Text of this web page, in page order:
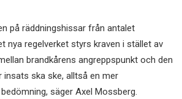
på räddningshissar från antalet
nya regelverket styrs kraven i stället av
brandkårens angreppspunkt och den
insats ska ske, alltså en mer
säger Axel Mossberg.